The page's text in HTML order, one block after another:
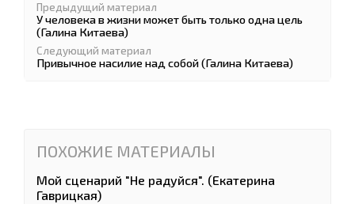
Предыдущий материал
У человека в жизни может быть только одна цель
(Галина Китаева)
Следующий материал
Привычное насилие над собой (Галина Китаева)
ПОХОЖИЕ МАТЕРИАЛЫ
Мой сценарий "Не радуйся". (Екатерина
Гаврицкая)